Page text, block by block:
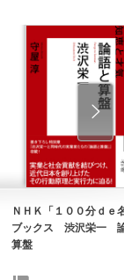
ＮＨＫ「１００分ｄｅ
ブックス 渋沢栄一
算盤